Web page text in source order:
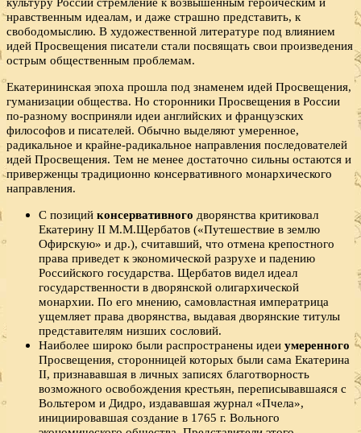
нравственным идеалам, и даже страшно представить, к
свободомыслию. В художественной литературе под влиянием
идей Просвещения писатели стали посвящать свои произведения
острым общественным проблемам.
Екатерининская эпоха прошла под знаменем идей Просвещения,
гуманизации общества. Но сторонники Просвещения в России
по-разному восприняли идеи английских и французских
философов и писателей. Обычно выделяют умеренное,
радикальное и крайне-радикальное направления последователей
идей Просвещения. Тем не менее достаточно сильны остаются и
приверженцы традиционно консервативного монархического
направления.
С позиций консервативного дворянства критиковал
Екатерину II М.М.Щербатов («Путешествие в землю
Офирскую» и др.), считавший, что отмена крепостного
права приведет к экономической разрухе и падению
Российского государства. Щербатов видел идеал
государственности в дворянской олигархической
монархии. По его мнению, самовластная императрица
ущемляет права дворянства, выдавая дворянские титулы
представителям низших сословий.
Наиболее широко были распространены идеи умеренного
Просвещения, сторонницей которых были сама Екатерина
II, признававшая в личных записях благотворность
возможного освобождения крестьян, переписывавшаяся с
Вольтером и Дидро, издававшая журнал «Пчела»,
инициировавшая создание в 1765 г. Вольного